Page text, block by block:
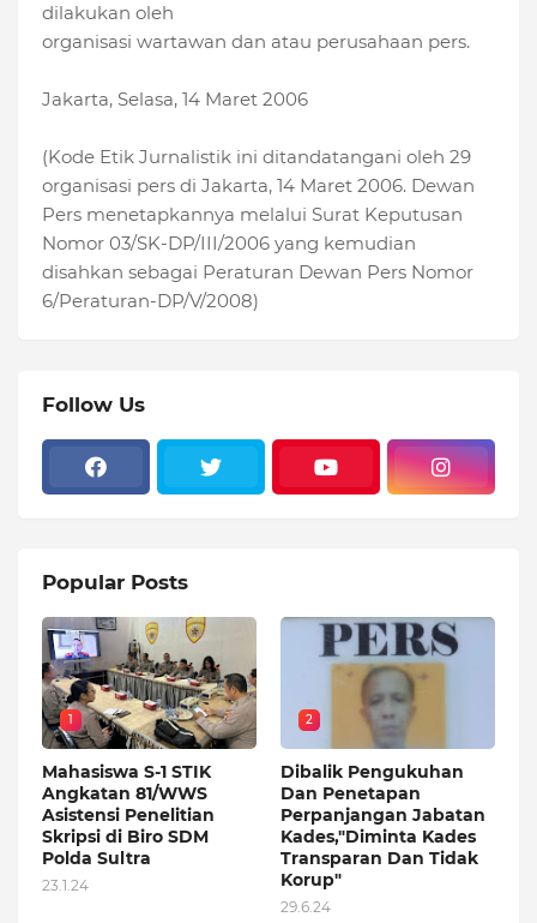
dilakukan oleh
organisasi wartawan dan atau perusahaan pers.
Jakarta, Selasa, 14 Maret 2006
(Kode Etik Jurnalistik ini ditandatangani oleh 29
organisasi pers di Jakarta, 14 Maret 2006. Dewan
Pers menetapkannya melalui Surat Keputusan
Nomor 03/SK-DP/III/2006 yang kemudian
disahkan sebagai Peraturan Dewan Pers Nomor
6/Peraturan-DP/V/2008)
Follow Us
Popular Posts
1
Mahasiswa S-1 STIK
Angkatan 81/WWS
Asistensi Penelitian
Skripsi di Biro SDM
Polda Sultra
23.1.24
2
Dibalik Pengukuhan
Dan Penetapan
Perpanjangan Jabatan
Kades,"Diminta Kades
Transparan Dan Tidak
Korup"
29.6.24